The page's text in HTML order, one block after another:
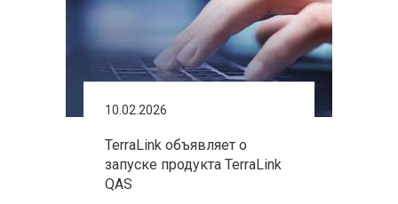
10.02.2026
TerraLink объявляет о
запуске продукта TerraLink
QAS